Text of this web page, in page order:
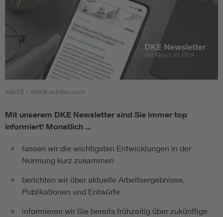
sdx15 / stock.adobe.com
Mit unserem DKE Newsletter sind Sie immer top
informiert! Monatlich ...
fassen wir die wichtigsten Entwicklungen in der
Normung kurz zusammen
berichten wir über aktuelle Arbeitsergebnisse,
Publikationen und Entwürfe
informieren wir Sie bereits frühzeitig über zukünftige